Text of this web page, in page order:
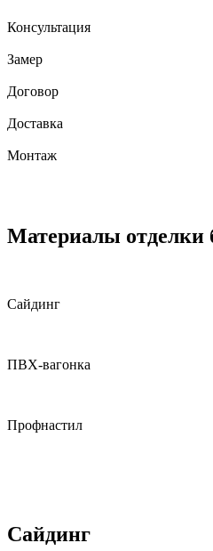
Консультация
Замер
Договор
Доставка
Монтаж
Материалы отделки
Сайдинг
ПВХ-вагонка
Профнастил
Сайдинг